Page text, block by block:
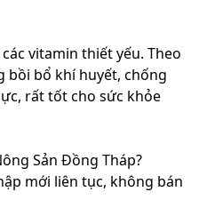
vitamin thiết yếu. Theo
bồi bổ khí huyết, chống
rất tốt cho sức khỏe
Sản Đồng Tháp?
mới liên tục, không bán